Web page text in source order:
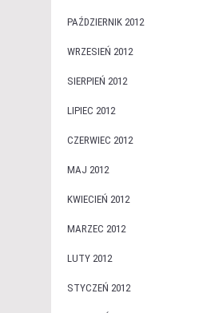
PAŹDZIERNIK 2012
WRZESIEŃ 2012
SIERPIEŃ 2012
LIPIEC 2012
CZERWIEC 2012
MAJ 2012
KWIECIEŃ 2012
MARZEC 2012
LUTY 2012
STYCZEŃ 2012